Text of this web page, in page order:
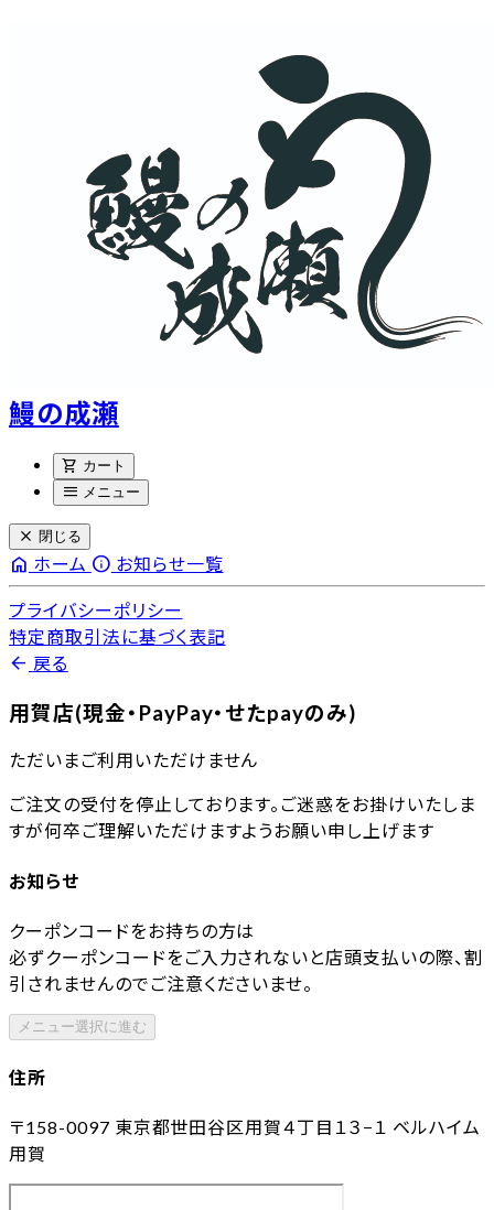
鰻の成瀬
shopping_cart カート
menu メニュー
close 閉じる
home ホーム info お知らせ一覧
プライバシーポリシー
特定商取引法に基づく表記
arrow_back 戻る
用賀店(現金・PayPay・せたpayのみ)
ただいまご利用いただけません
ご注文の受付を停止しております。ご迷惑をお掛けいたしま
すが何卒ご理解いただけますようお願い申し上げます
お知らせ
クーポンコードをお持ちの方は
必ずクーポンコードをご入力されないと店頭支払いの際、割
引されませんのでご注意くださいませ。
メニュー選択に進む
住所
〒158-0097 東京都世田谷区用賀４丁目１３−１ ベルハイム
用賀